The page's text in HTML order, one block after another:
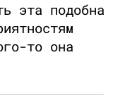
эта подобна
то она